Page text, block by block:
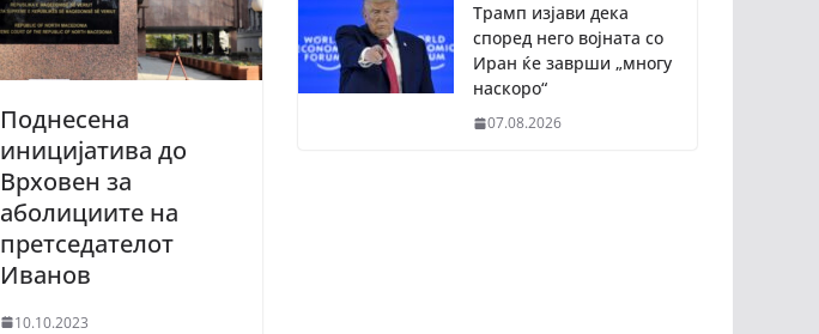
Поднесена
иницијатива до
Врховен за
аболициите на
претседателот
Иванов
10.10.2023
Трамп изјави дека
според него војната со
Иран ќе заврши „многу
наскоро“
07.08.2026